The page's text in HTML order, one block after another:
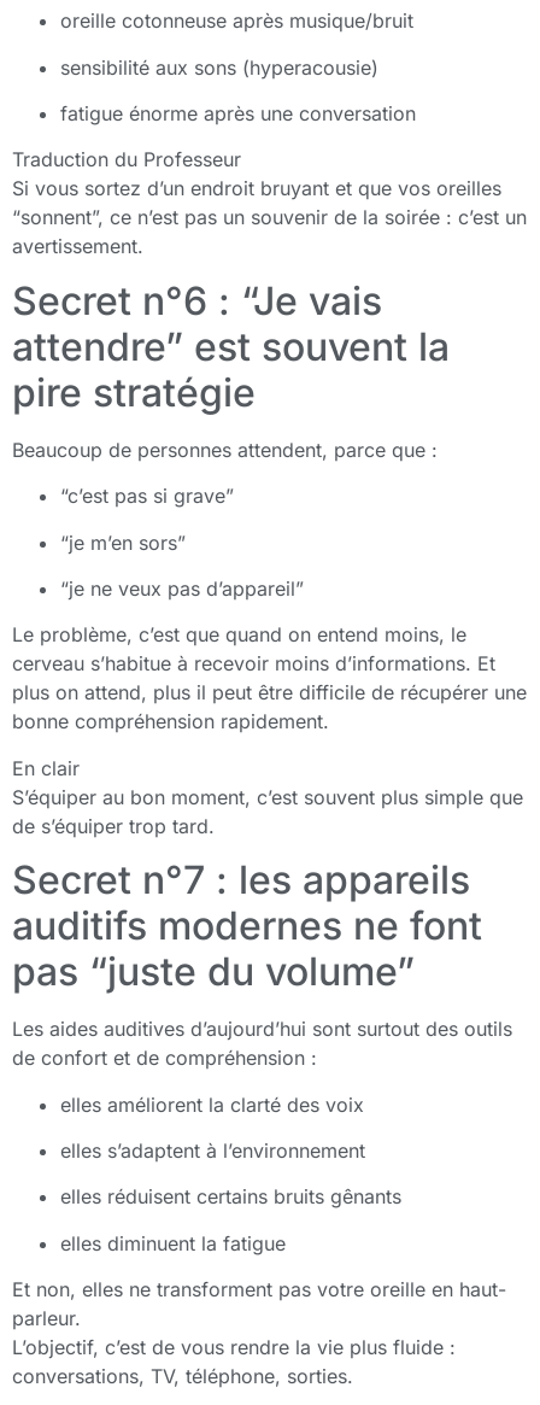
oreille cotonneuse après musique/bruit
sensibilité aux sons (hyperacousie)
fatigue énorme après une conversation
Traduction du Professeur
Si vous sortez d’un endroit bruyant et que vos oreilles
“sonnent”, ce n’est pas un souvenir de la soirée : c’est un
avertissement.
Secret n°6 : “Je vais
attendre” est souvent la
pire stratégie
Beaucoup de personnes attendent, parce que :
“c’est pas si grave”
“je m’en sors”
“je ne veux pas d’appareil”
Le problème, c’est que quand on entend moins, le
cerveau s’habitue à recevoir moins d’informations. Et
plus on attend, plus il peut être difficile de récupérer une
bonne compréhension rapidement.
En clair
S’équiper au bon moment, c’est souvent plus simple que
de s’équiper trop tard.
Secret n°7 : les appareils
auditifs modernes ne font
pas “juste du volume”
Les aides auditives d’aujourd’hui sont surtout des outils
de confort et de compréhension :
elles améliorent la clarté des voix
elles s’adaptent à l’environnement
elles réduisent certains bruits gênants
elles diminuent la fatigue
Et non, elles ne transforment pas votre oreille en haut-
parleur.
L’objectif, c’est de vous rendre la vie plus fluide :
conversations, TV, téléphone, sorties.